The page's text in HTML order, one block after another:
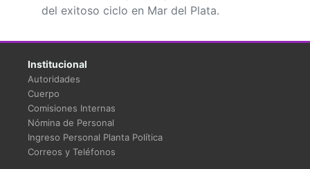
del exitoso ciclo en Mar del Plata.
Institucional
Autoridades
Cuerpo
Comisiones Internas
Nómina de Personal
Ingreso Personal Planta Política
Correos y Teléfonos